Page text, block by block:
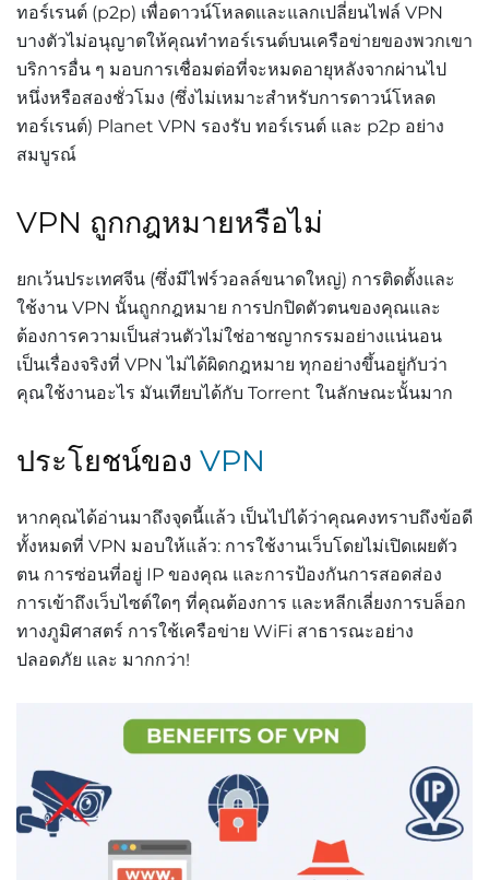
ทอร์เรนต์ (p2p) เพื่อดาวน์โหลดและแลกเปลี่ยนไฟล์ VPN
บางตัวไม่อนุญาตให้คุณทำทอร์เรนต์บนเครือข่ายของพวกเขา
บริการอื่น ๆ มอบการเชื่อมต่อที่จะหมดอายุหลังจากผ่านไป
หนึ่งหรือสองชั่วโมง (ซึ่งไม่เหมาะสำหรับการดาวน์โหลด
ทอร์เรนต์) Planet VPN รองรับ ทอร์เรนต์ และ p2p อย่าง
สมบูรณ์
VPN ถูกกฎหมายหรือไม่
ยกเว้นประเทศจีน (ซึ่งมีไฟร์วอลล์ขนาดใหญ่) การติดตั้งและ
ใช้งาน VPN นั้นถูกกฎหมาย การปกปิดตัวตนของคุณและ
ต้องการความเป็นส่วนตัวไม่ใช่อาชญากรรมอย่างแน่นอน
เป็นเรื่องจริงที่ VPN ไม่ได้ผิดกฎหมาย ทุกอย่างขึ้นอยู่กับว่า
คุณใช้งานอะไร มันเทียบได้กับ Torrent ในลักษณะนั้นมาก
ประโยชน์ของ VPN
หากคุณได้อ่านมาถึงจุดนี้แล้ว เป็นไปได้ว่าคุณคงทราบถึงข้อดี
ทั้งหมดที่ VPN มอบให้แล้ว: การใช้งานเว็บโดยไม่เปิดเผยตัว
ตน การซ่อนที่อยู่ IP ของคุณ และการป้องกันการสอดส่อง
การเข้าถึงเว็บไซต์ใดๆ ที่คุณต้องการ และหลีกเลี่ยงการบล็อก
ทางภูมิศาสตร์ การใช้เครือข่าย WiFi สาธารณะอย่าง
ปลอดภัย และ มากกว่า!